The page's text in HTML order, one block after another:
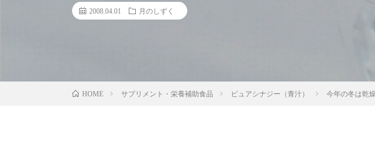
2008.04.01 月のしずく
HOME サプリメント・栄養補助食品 ピュアシナジー（青汁） 今年の冬は乾